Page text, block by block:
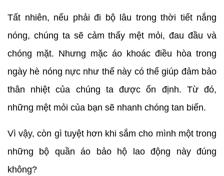
Tất nhiên, nếu phải đi bộ lâu trong thời tiết nắng
nóng, chúng ta sẽ cảm thấy mệt mỏi, đau đầu và
chóng mặt. Nhưng mặc áo khoác điều hòa trong
ngày hè nóng nực như thế này có thể giúp đảm bảo
thân nhiệt của chúng ta được ổn định. Từ đó,
những mệt mỏi của bạn sẽ nhanh chóng tan biến.
Vì vậy, còn gì tuyệt hơn khi sắm cho mình một trong
những bộ quần áo bảo hộ lao động này đúng
không?